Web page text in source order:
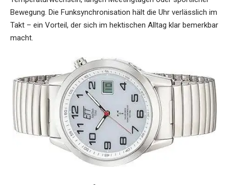
Bewegung. Die Funksynchronisation hält die Uhr verlässlich im
Takt – ein Vorteil, der sich im hektischen Alltag klar bemerkbar
macht.